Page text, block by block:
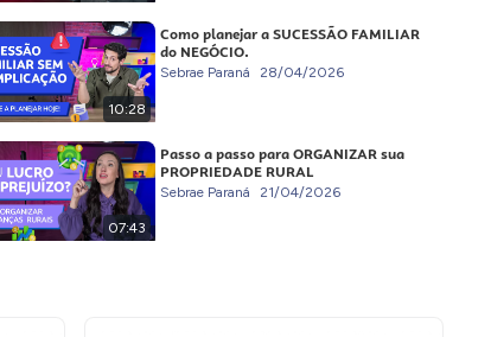
10:28
Como planejar a SUCESSÃO FAMILIAR
do NEGÓCIO.
Sebrae Paraná 28/04/2026
07:43
Passo a passo para ORGANIZAR sua
PROPRIEDADE RURAL
Sebrae Paraná 21/04/2026